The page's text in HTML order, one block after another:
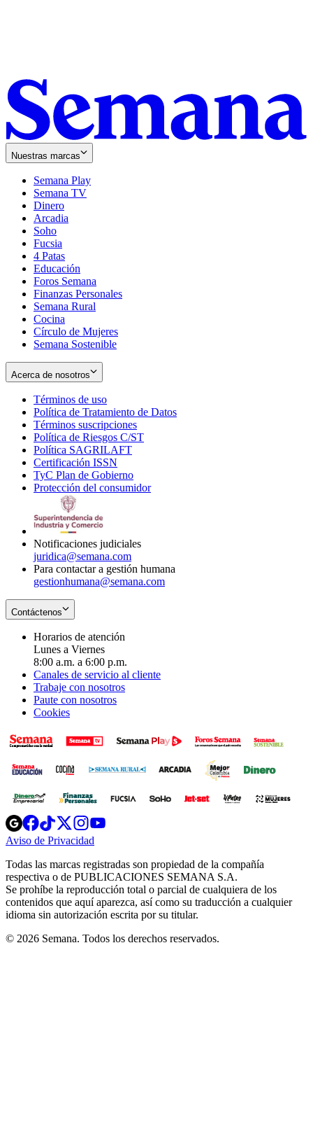
Nuestras marcas
Semana Play
Semana TV
Dinero
Arcadia
Soho
in
new
window
Fucsia
in
new
window
4 Patas
Educación
Foros Semana
Finanzas Personales
Semana Rural
Cocina
Círculo de Mujeres
Semana Sostenible
Acerca de nosotros
Términos de uso
in
new
window
Política de Tratamiento de Datos
Términos suscripciones
in
Política de Riesgos C/ST
Política SAGRILAFT
new
window
Certificación ISSN
in
new
TyC Plan de Gobierno
in
Protección del consumidorOpens
Notificaciones judiciales
juridica@semana.com
Para contactar a gestión humana
gestionhumana@semana.com
Contáctenos
Horarios de atención
Lunes a Viernes
8:00 a.m. a 6:00 p.m.
Canales de servicio al cliente
Trabaje con nosotros
Paute con nosotros
Cookies
Opens
in
new
Opens
in
new
Opens
in
new
window
Opens
new
windowwindow
Aviso de Privacidad
new
window
Todas las marcas registradas son propiedad de la compañía
respectiva o de PUBLICACIONES SEMANA S.A.
Se prohíbe la reproducción total o parcial de cualquiera de los
contenidos que aquí aparezca, así como su traducción a cualquier
idioma sin autorización escrita por su titular.
© 2026 Semana. Todos los derechos reservados.